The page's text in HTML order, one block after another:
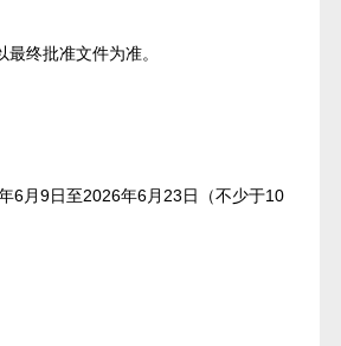
终批准文件为准。
6月9日至2026年6月23日（不少于10